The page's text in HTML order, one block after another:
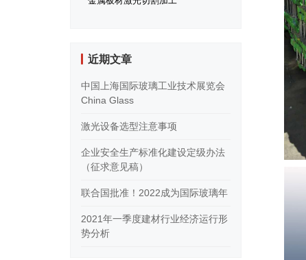
近期文章
中国上海国际玻璃工业技术展览会
China Glass
激光设备选型注意事项
企业安全生产标准化建设定级办法
（征求意见稿）
联合国批准！2022成为国际玻璃年
2021年一季度建材行业经济运行形
势分析